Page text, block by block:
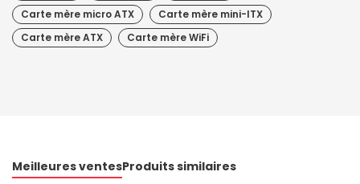
Carte mère micro ATX
Carte mère mini-ITX
Carte mère ATX
Carte mère WiFi
Meilleures ventesProduits similaires